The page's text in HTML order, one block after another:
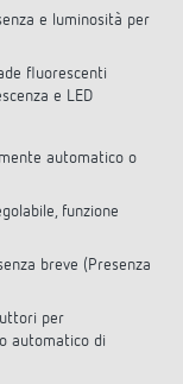
e luminosità per
fluorescenti
e LED
automatico o
funzione
breve (Presenza
per
automatico di